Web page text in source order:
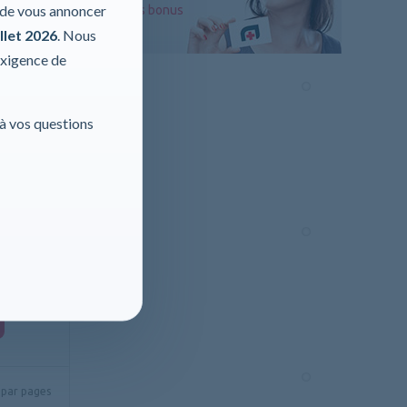
vous annoncer
2026 . Nous
de
vos questions
par pages
aux points bonus